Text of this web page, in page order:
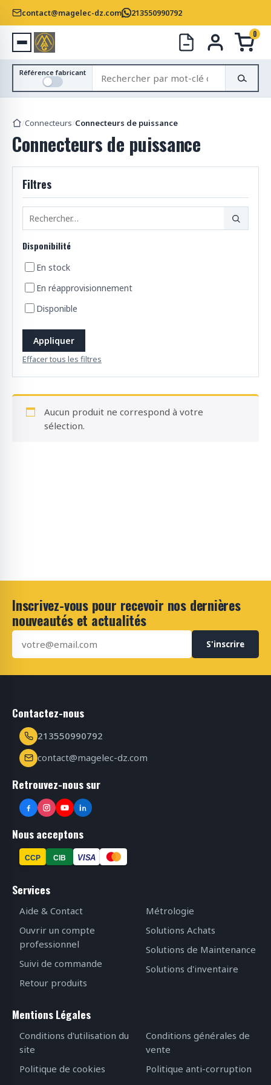
contact@magelec-dz.com 213550990792
0
Référence fabricant
c
e
r
c
h
/Connecteurs/Connecteurs de puissance
Connecteurs de puissance
Filtres
Disponibilité
En stock
En réapprovisionnement
Disponible
Appliquer
Effacer tous les filtres
Aucun produit ne correspond à votre
sélection.
Inscrivez-vous pour recevoir nos dernières
nouveautés et actualités
S'inscrire
Contactez-nous
213550990792
contact@magelec-dz.com
Retrouvez-nous sur
Nous acceptons
CCP CIB VISA
Services
Aide & Contact
Ouvrir un compte
professionnel
Suivi de commande
Retour produits
Métrologie
Solutions Achats
Solutions de Maintenance
Solutions d'inventaire
Mentions Légales
Conditions d'utilisation du
site
Politique de cookies
Conditions générales de
vente
Politique anti-corruption